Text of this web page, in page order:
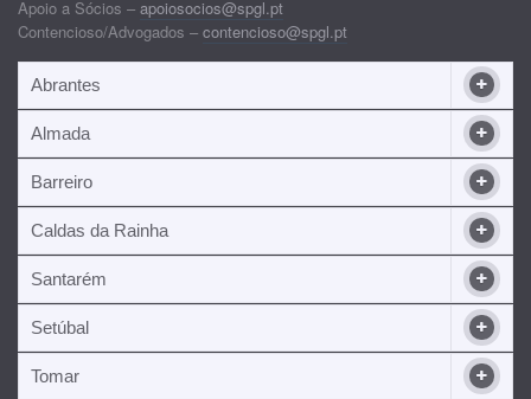
Apoio a Sócios – apoiosocios@spgl.pt
Contencioso/Advogados – contencioso@spgl.pt
Abrantes
Almada
Barreiro
Caldas da Rainha
Santarém
Setúbal
Tomar